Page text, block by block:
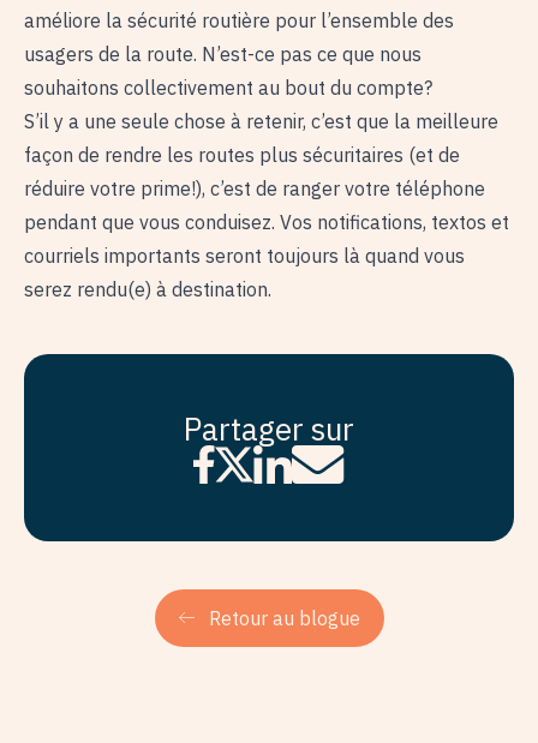
améliore la sécurité routière pour l’ensemble des
usagers de la route. N’est-ce pas ce que nous
souhaitons collectivement au bout du compte?
S’il y a une seule chose à retenir, c’est que la meilleure
façon de rendre les routes plus sécuritaires (et de
réduire votre prime!), c’est de ranger votre téléphone
pendant que vous conduisez. Vos notifications, textos et
courriels importants seront toujours là quand vous
serez rendu(e) à destination.
Partager sur
Retour au blogue